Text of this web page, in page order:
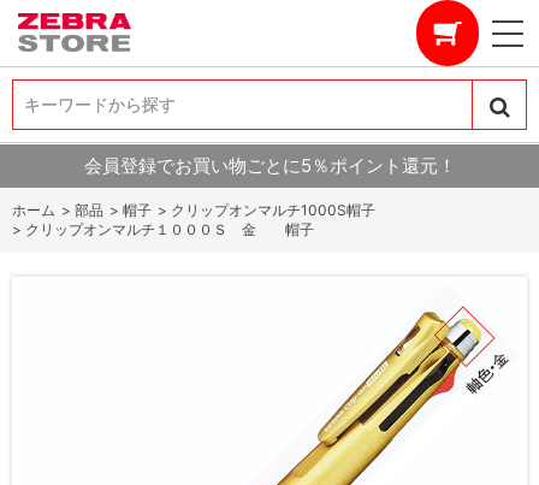
キーワードから探す
キーワードから探す
会員登録でお買い物ごとに5％ポイント還元！
ホーム > 部品 > 帽子 > クリップオンマルチ1000S帽子
> クリップオンマルチ１０００Ｓ 金 帽子